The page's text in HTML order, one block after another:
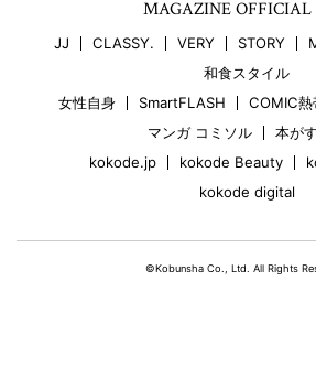
MAGAZINE OFFICIAL
JJ CLASSY. VERY STORY
和食スタイル
女性自身
SmartFLASH COMIC熱
マンガ コミソル
本がす
kokode.jp
kokode Beauty
kokode digital
©Kobunsha Co., Ltd. All Rights